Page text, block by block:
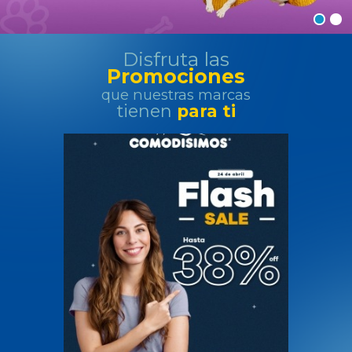
o
m
e
r
i
a
l
C
Disfruta las
Promociones
que nuestras marcas
tienen para ti